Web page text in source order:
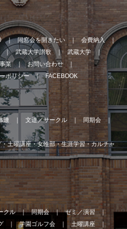
同窓会を開きたい
会費納入
武蔵大学讃歌
武蔵大学
業
お問い合わせ
ポリシー FACEBOOK
連 文連／サークル
同期会
土曜講座・女性部・生涯学習・カルチャ
クル 同期会
ゼミ／演習
学園ゴルフ会 土曜講座